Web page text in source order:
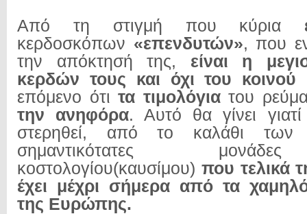
Από τη στιγμή που κύρια
κερδοσκόπων «επενδυτών», που
την απόκτησή της, είναι η
κερδών τους και όχι του κοινού
επόμενο ότιτα τιμολόγιατου
την ανηφόρα. Αυτό θα γίνει
στερηθεί, από το καλάθι των
σημαντικότατες
κοστολογίου(καυσίμου) που τελικά
έχει μέχρι σήμερα από τα
της Ευρώπης.